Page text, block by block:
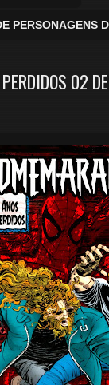
PERSONAGENS
02